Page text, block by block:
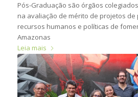
Pós-Graduação são órgãos
na avaliação de mérito de projetos
recursos humanos e políticas de
Amazonas
Leia mais